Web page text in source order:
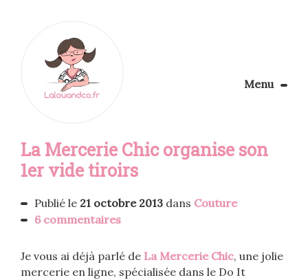
Menu
Apprendre la couture
Aménager son coin couture
La Mercerie Chic organise son
1er vide tiroirs
Publié le 21 octobre 2013 dans Couture
6 commentaires
Je vous ai déjà parlé de La Mercerie Chic, une jolie
mercerie en ligne, spécialisée dans le Do It